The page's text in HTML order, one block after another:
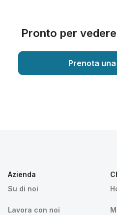
Pronto per
Prenota
Azienda
Su di noi
Lavora con noi